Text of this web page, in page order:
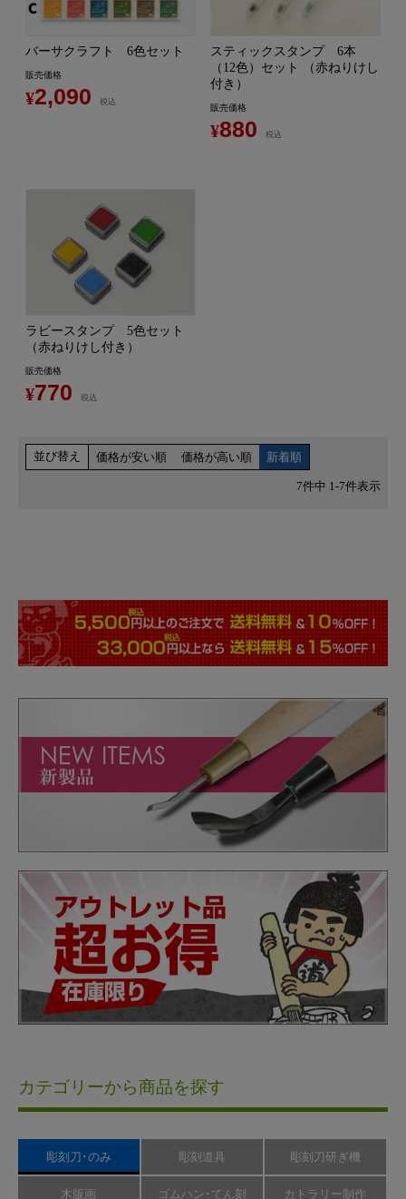
バーサクラフト 6色セット
販売価格
¥2,090 税込
スティックスタンプ 6本
（12色）セット （赤ねりけし
付き）
販売価格
¥880 税込
ラビースタンプ 5色セット
（赤ねりけし付き）
販売価格
¥770 税込
並び替え 価格が安い順 価格が高い順 新着順
7件中 1 -7件表示
カテゴリーから商品を探す
彫刻刀･のみ 彫刻道具 彫刻刀研ぎ機
木版画 ゴムハン･てん刻 カトラリー制作